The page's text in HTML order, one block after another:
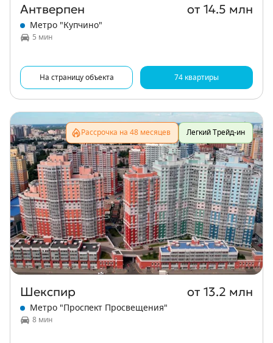
Антверпен от 14.5 млн
Метро "Купчино"
5 мин
На страницу объекта 74 квартиры
Рассрочка на 48 месяцев Легкий Трейд-ин
Шекспир от 13.2 млн
Метро "Проспект Просвещения"
8 мин